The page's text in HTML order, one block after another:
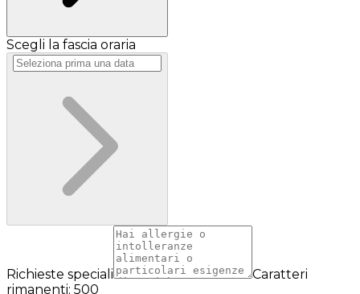
Scegli la fascia oraria
Richieste speciali
Caratteri
rimanenti: 500